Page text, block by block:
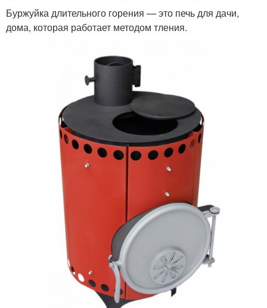
Буржуйка длительного горения — это печь для дачи,
дома, которая работает методом тления.